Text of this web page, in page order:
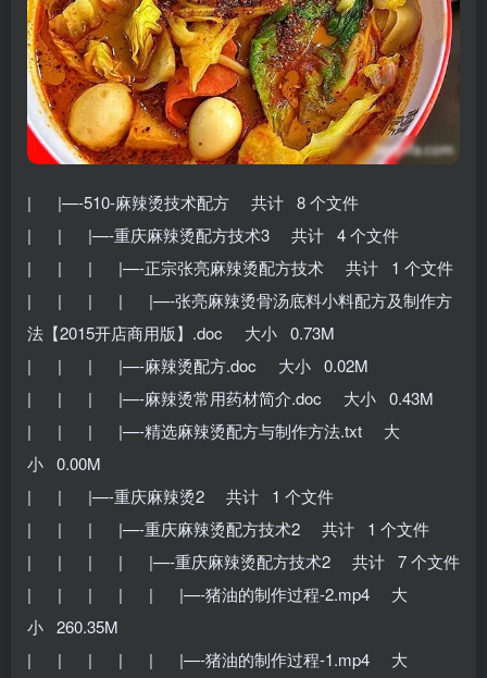
| |—-510-麻辣烫技术配方 共计 8 个文件
| | |—-重庆麻辣烫配方技术3 共计 4 个文件
| | | |—-正宗张亮麻辣烫配方技术 共计 1 个文件
| | | | |—-张亮麻辣烫骨汤底料小料配方及制作方
法【2015开店商用版】.doc 大小 0.73M
| | | |—-麻辣烫配方.doc 大小 0.02M
| | | |—-麻辣烫常用药材简介.doc 大小 0.43M
| | | |—-精选麻辣烫配方与制作方法.txt 大
小 0.00M
| | |—-重庆麻辣烫2 共计 1 个文件
| | | |—-重庆麻辣烫配方技术2 共计 1 个文件
| | | | |—-重庆麻辣烫配方技术2 共计 7 个文件
| | | | | |—-猪油的制作过程-2.mp4 大
小 260.35M
| | | | | |—-猪油的制作过程-1.mp4 大